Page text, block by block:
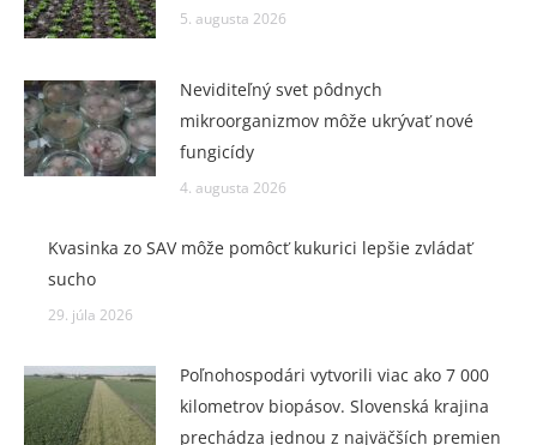
5. augusta 2026
Neviditeľný svet pôdnych
mikroorganizmov môže ukrývať nové
fungicídy
4. augusta 2026
Kvasinka zo SAV môže pomôcť kukurici lepšie zvládať
sucho
29. júla 2026
Poľnohospodári vytvorili viac ako 7 000
kilometrov biopásov. Slovenská krajina
prechádza jednou z najväčších premien